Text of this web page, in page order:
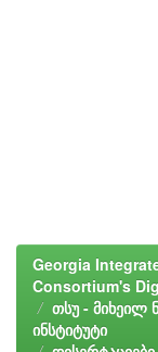
Georgia
Consortium's
თსუ - მიხეილ
ინსტიტუტი